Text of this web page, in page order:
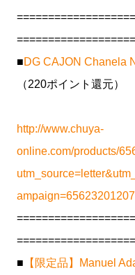
■DG CAJON Chanela
（220ポイント還元）
http://www.chuya-
online.com/products/
■ 【限定品】Manuel